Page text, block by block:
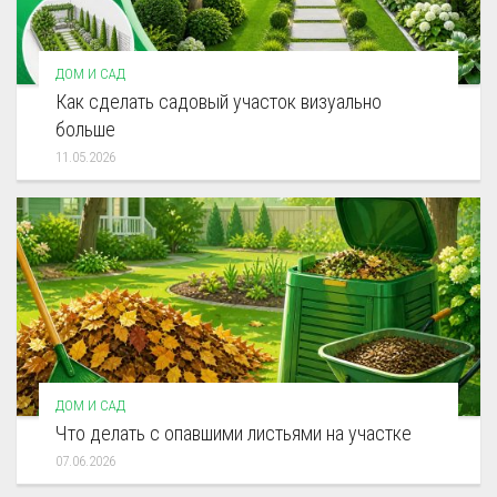
ДОМ И САД
Как сделать садовый участок визуально
больше
11.05.2026
ДОМ И САД
Что делать с опавшими листьями на участке
07.06.2026